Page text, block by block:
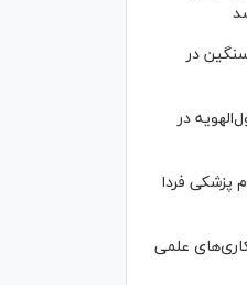
در
در
پزشکی فردا
علمی